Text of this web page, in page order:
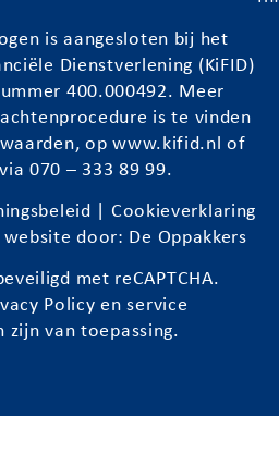
is aangesloten bij het
Dienstverlening (KiFID)
400.000492. Meer
is te vinden
opwww.kifid.nl of
070 – 333 89 99.
Cookieverklaring
website door: De Oppakkers
met reCAPTCHA.
Policy enservice
zijn van toepassing.